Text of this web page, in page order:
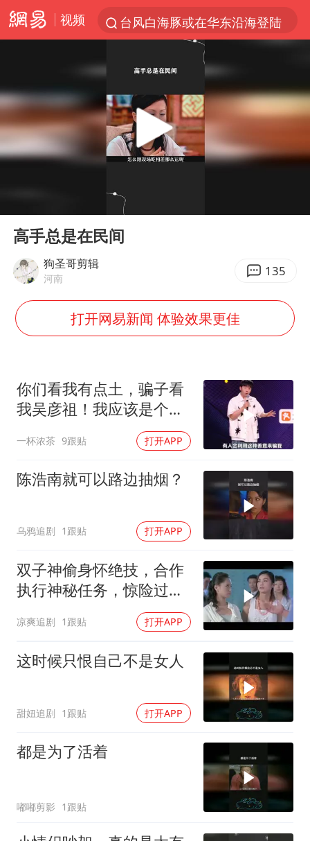
视频
台风白海豚或在华东沿海登陆
店主遭女子“鬼手”换钞
38岁山东财大教授刘海明逝世
41岁女子为鼓励女儿考上985研究生
美国退回1000亿美元关税
24小时不关空调 电费反而更低？
河南试行周五下午弹性离岗
“天津之眼”摩天轮附近2人落水
如何把百年大党建设得更加坚强有力
李亚鹏向地铁吐血女孩捐99999元
总书记关心百姓身边这些民生大事
Play
高手总是在民间
狗圣哥剪辑
河南 135
打开网易新闻 体验效果更佳
你们看我有点土，骗子看
我吴彦祖！我应该是个大
一杯浓茶 9跟贴 打开APP
陈浩南就可以路边抽烟？
乌鸦追剧 1跟贴 打开APP
双子神偷身怀绝技，合作
执行神秘任务，惊险过程
凉爽追剧 1跟贴 打开APP
这时候只恨自己不是女人
甜妞追剧 1跟贴 打开APP
都是为了活着
嘟嘟剪影 1跟贴